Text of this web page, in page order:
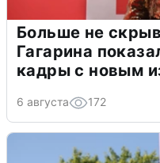
Больше не
Гагарина
кадры с новым
6 августа 172